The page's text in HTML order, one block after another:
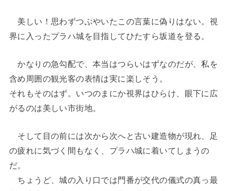
美しい！思わずつぶやいたこの言葉に偽りはない。視
界に入ったプラハ城を目指してひたすら坂道を登る。
かなりの急勾配で、本当はつらいはずなのだが、私を
含め周囲の観光客の表情は実に楽しそう。
それもそのはず。いつのまにか視界はひらけ、眼下に広
がるのは美しい市街地。
そして目の前には次から次へと古い建造物が現れ、足
の疲れに気づく間もなく、プラハ城に着いてしまうの
だ。
ちょうど、城の入り口では門番が交代の儀式の真っ最